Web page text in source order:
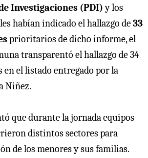
Investigaciones (PDI)y los
habían indicado el hallazgo de33
prioritarios de dicho informe, el
transparentó el hallazgo de 34
el listado entregado por la
Niñez.
que durante la jornada equipos
distintos sectores para
de los menores y sus familias.